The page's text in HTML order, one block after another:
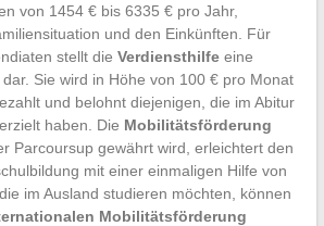
von 1454 € bis 6335 € pro Jahr,
und den Einkünften. Für
stellt die Verdiensthilfeeine
Sie wird in Höhe von 100 € pro Monat
und belohnt diejenigen, die im Abitur
haben. Die Mobilitätsförderung
Parcoursup gewährt wird, erleichtert den
mit einer einmaligen Hilfe von
im Ausland studieren möchten, können
Mobilitätsförderung